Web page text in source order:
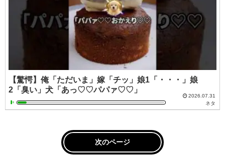
【驚愕】俺「ただいま」嫁「チッ」娘1「・・・」娘
2「臭い」犬「あっ♡♡パパァ♡♡」
2026.07.31
ネタ
次のページ